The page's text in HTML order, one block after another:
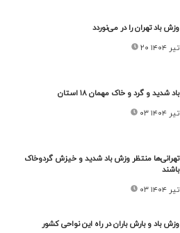
وزش باد تهران را در می‌نوردد
۲۰ تیر ۱۴۰۴
باد شدید و گرد و خاک مهمان ۱۸ استان
۰۳ تیر ۱۴۰۴
تهرانی‌ها منتظر وزش باد شدید و خیزش گردوخاک
باشند
۰۳ تیر ۱۴۰۴
وزش باد و بارش باران در راه این نواحی کشور